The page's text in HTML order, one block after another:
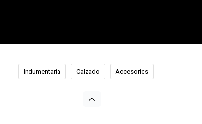
Indumentaria Calzado Accesorios